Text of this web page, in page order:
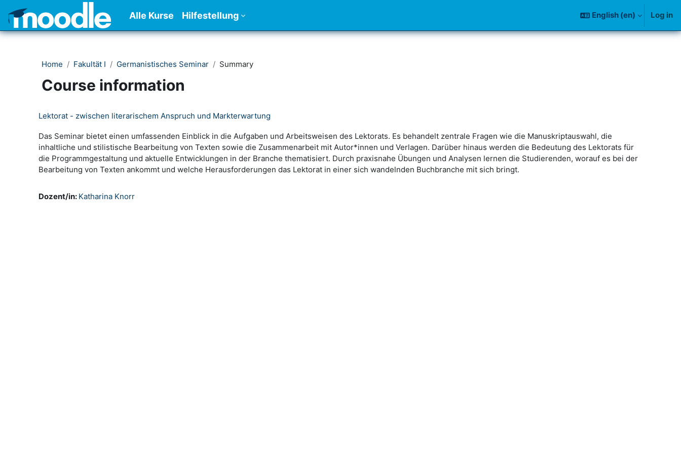
Alle Kurse Hilfestellung English ‎(en)‎ Log in
Home Fakultät I Germanistisches Seminar Summary
Course information
Lektorat - zwischen literarischem Anspruch und Markterwartung
Das Seminar bietet einen umfassenden Einblick in die Aufgaben und Arbeitsweisen des Lektorats. Es behandelt zentrale Fragen wie die Manuskriptauswahl, die
inhaltliche und stilistische Bearbeitung von Texten sowie die Zusammenarbeit mit Autor*innen und Verlagen. Darüber hinaus werden die Bedeutung des Lektorats für
die Programmgestaltung und aktuelle Entwicklungen in der Branche thematisiert. Durch praxisnahe Übungen und Analysen lernen die Studierenden, worauf es bei der
Bearbeitung von Texten ankommt und welche Herausforderungen das Lektorat in einer sich wandelnden Buchbranche mit sich bringt.
Dozent/in: Katharina Knorr